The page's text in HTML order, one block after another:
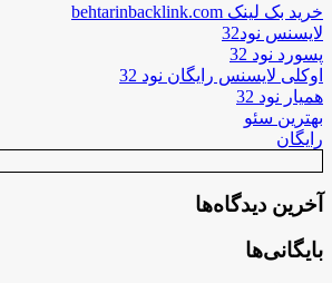
خرید بک لینک behtarinbacklink.com
لایسنس نود32
پسورد نود 32
اوکلی لایسنس رایگان نود 32
همیار نود 32
بهترین سئو
رایگان
آخرین دیدگاه‌ها
بایگانی‌ها